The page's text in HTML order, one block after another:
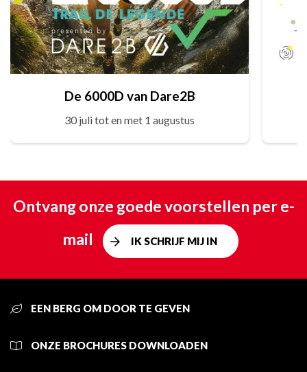
De 6000D van Dare2B
30 juli tot en met 1 augustus
Ontvang onze goede voorstellen per e-
mail
IK SCHRIJF MIJ IN
EEN BERG OM DOOR TE GEVEN
ONZE BROCHURES DOWNLOADEN